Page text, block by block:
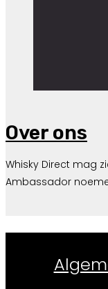
Over ons
Whisky Direct mag
Ambassador